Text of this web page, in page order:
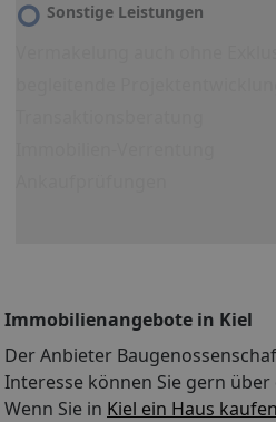
Sonstige Leistungen
Immobilienangebote in Kiel
Der Anbieter
Interesse können Sie gern
Wenn Sie in Kiel ein Haus kaufen